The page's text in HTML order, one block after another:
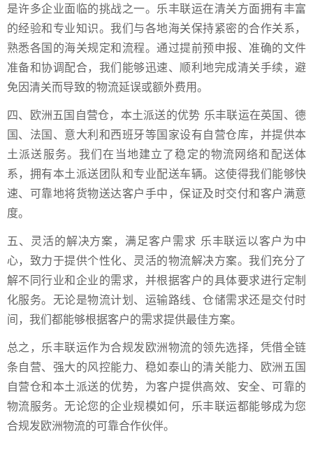
是许多企业面临的挑战之一。乐丰联运在清关方面拥有丰富
的经验和专业知识。我们与各地海关保持紧密的合作关系，
熟悉各国的海关规定和流程。通过提前预申报、准确的文件
准备和协调配合，我们能够迅速、顺利地完成清关手续，避
免因清关而导致的物流延误或额外费用。
四、欧洲五国自营仓，本土派送的优势 乐丰联运在英国、德
国、法国、意大利和西班牙等国家设有自营仓库，并提供本
土派送服务。我们在当地建立了稳定的物流网络和配送体
系，拥有本土派送团队和专业配送车辆。这使得我们能够快
速、可靠地将货物送达客户手中，保证及时交付和客户满意
度。
五、灵活的解决方案，满足客户需求 乐丰联运以客户为中
心，致力于提供个性化、灵活的物流解决方案。我们充分了
解不同行业和企业的需求，并根据客户的具体要求进行定制
化服务。无论是物流计划、运输路线、仓储需求还是交付时
间，我们都能够根据客户的需求提供最佳方案。
总之，乐丰联运作为合规发欧洲物流的领先选择，凭借全链
条自营、强大的风控能力、稳如泰山的清关能力、欧洲五国
自营仓和本土派送的优势，为客户提供高效、安全、可靠的
物流服务。无论您的企业规模如何，乐丰联运都能够成为您
合规发欧洲物流的可靠合作伙伴。